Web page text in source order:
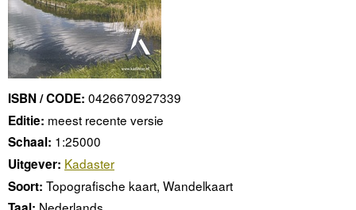
ISBN / CODE: 0426670927339
Editie: meest recente versie
Schaal: 1:25000
Uitgever: Kadaster
Soort: Topografische kaart, Wandelkaart